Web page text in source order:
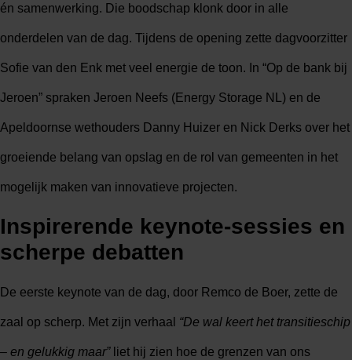
én samenwerking. Die boodschap klonk door in alle
onderdelen van de dag. Tijdens de opening zette dagvoorzitter
Sofie van den Enk met veel energie de toon. In “Op de bank bij
Jeroen” spraken Jeroen Neefs (Energy Storage NL) en de
Apeldoornse wethouders Danny Huizer en Nick Derks over het
groeiende belang van opslag en de rol van gemeenten in het
mogelijk maken van innovatieve projecten.
Inspirerende keynote-sessies en
scherpe debatten
De eerste keynote van de dag, door Remco de Boer, zette de
zaal op scherp. Met zijn verhaal “De wal keert het transitieschip
– en gelukkig maar”liet hij zien hoe de grenzen van ons